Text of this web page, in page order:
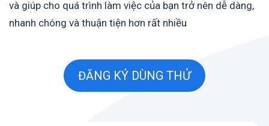
và giúp cho quá trình làm việc của bạn trở nên dễ dàng,
nhanh chóng và thuận tiện hơn rất nhiều
ĐĂNG KÝ DÙNG THỬ